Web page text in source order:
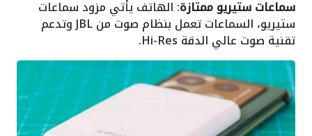
سماعات ستيريو ممتازة: الهاتف يأتي مزود سماعات
ستيريو، السماعات تعمل بنظام صوت من JBL وتدعم
تقنية صوت عالي الدقة Hi-Res.